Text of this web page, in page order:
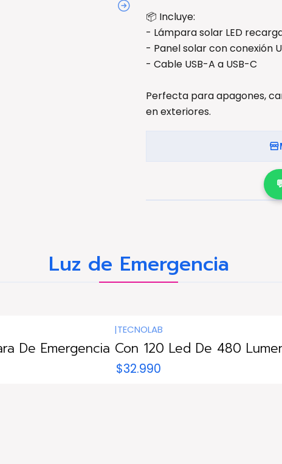
📦 Incluye:
- Lámpara solar LED
- Panel solar con conexión
- Cable USB-A a USB-C
Perfecta para apagones,
en exteriores.
Luz de Emergencia
|TECNOLAB
De Emergencia Con 120 Led De 480
$32.990